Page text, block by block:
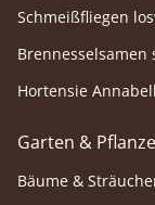
Schmeißfliegen
Brennesselsamen
Hortensie
Garten &
Bäume &